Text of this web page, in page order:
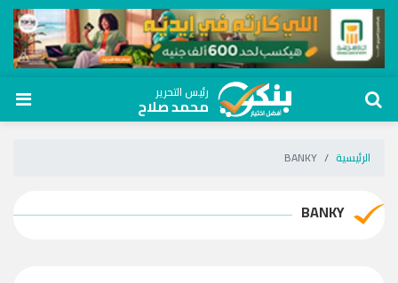
رئيس التحرير
محمد صلاح
الرئيسية BANKY
BANKY